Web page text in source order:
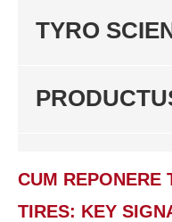
TYRO
CUM REPONERE
TIRES: KEY